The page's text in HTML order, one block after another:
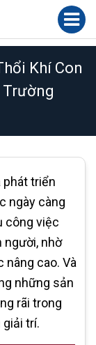
Khí Con
Trường
phát triển
ngày càng
công việc
người, nhờ
cao. Và
những sản
rãi trong
giải trí.